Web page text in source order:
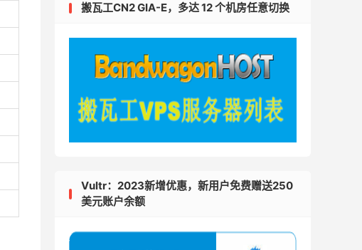
搬瓦工CN2 GIA-E，多达 12 个机房任意切换
Vultr：2023新增优惠，新用户免费赠送250
美元账户余额